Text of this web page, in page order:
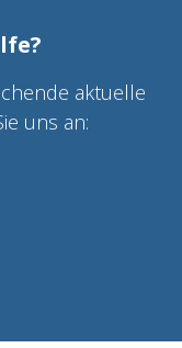
aktuelle
uns an: